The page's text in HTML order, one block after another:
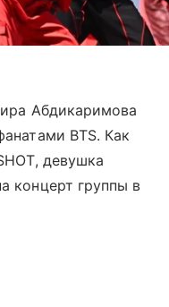
Абдикаримова
BTS. Как
девушка
концерт группы в